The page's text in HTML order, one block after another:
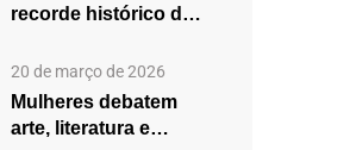
recorde histórico de
2025,…
20 de março de 2026
Mulheres debatem
arte, literatura e